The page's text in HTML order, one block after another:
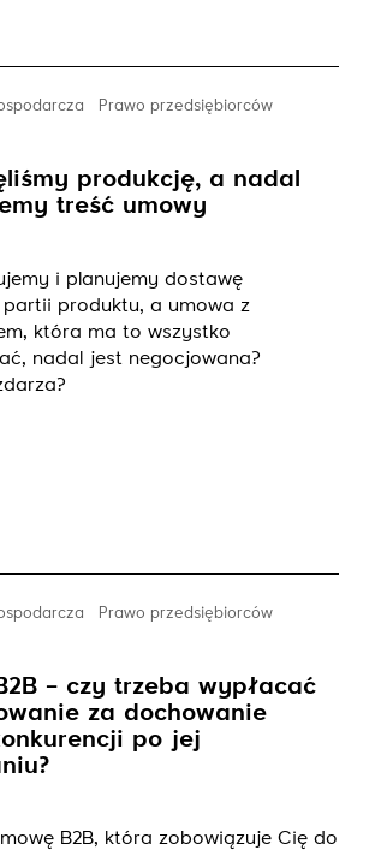
Prawo przedsiębiorców
produkcję, a nadal
treść umowy
i planujemy dostawę
partii produktu, a umowa z
która ma to wszystko
nadal jest negocjowana?
Prawo przedsiębiorców
– czy trzeba wypłacać
za dochowanie
po jej
B2B, która zobowiązuje Cię do